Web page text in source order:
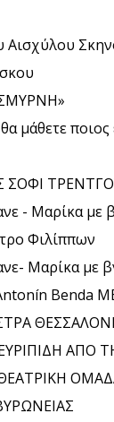
Αισχύλου
μάθετε ποιος
ΣΟΦΙ
- Μαρίκα με
Φιλίππων
Μαρίκα με
Benda
ΑΠΟ